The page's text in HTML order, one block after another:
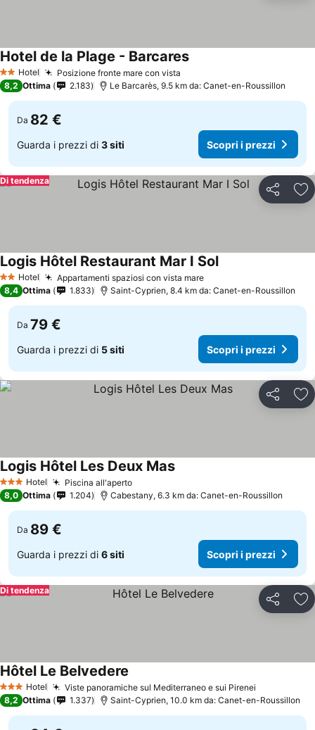
2 StelleHotel Posizione fronte mare con vista
Hotel de la Plage - BarcaresScopri i prezzi
8,2 Ottima 2.183 Le Barcarès, 9.5 km da: Canet-en-Roussillon
Da 82 €
Guarda i prezzi di 3 siti Scopri i prezzi
Condividi
Di tendenza
2 StelleHotel Appartamenti spaziosi con vista mareScopri i prezzi
Logis Hôtel Restaurant Mar I SolScopri i prezzi
8,4 Ottima 1.833 Saint-Cyprien, 8.4 km da: Canet-en-Roussillon
Da 79 €
Guarda i prezzi di 5 siti Scopri i prezzi
Condividi
3 StelleHotel Piscina all'apertoScopri i prezzi
Logis Hôtel Les Deux MasScopri i prezzi
8,0 Ottima 1.204 Cabestany, 6.3 km da: Canet-en-Roussillon
Da 89 €
Guarda i prezzi di 6 siti Scopri i prezzi
Condividi
Di tendenza
3 StelleHotel Viste panoramiche sul Mediterraneo e sui Pirenei
Hôtel Le Belvedere
8,2 Ottima 1.337 Saint-Cyprien, 10.0 km da: Canet-en-Roussillon